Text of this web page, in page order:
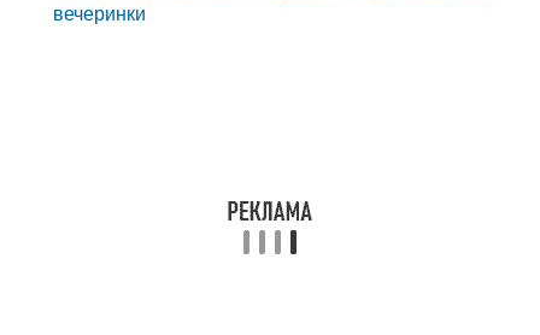
вечеринки